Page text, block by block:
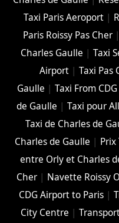
Taxi Paris Aeroport|
Paris Roissy Pas Cher|
Charles Gaulle | Taxi
Airport |Taxi Pas
Gaulle |Taxi From
de Gaulle |Taxi pour
Taxi de Charles de
Charles de Gaulle | Prix
entre Orly et Charles
Cher | Navette Roissy
CDG Airport to Paris|
City Centre |